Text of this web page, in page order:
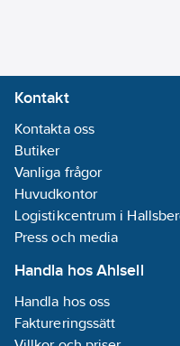
Kontakt
Kontakta oss
Butiker
Vanliga frågor
Huvudkontor
Logistikcentrum i
Press och media
Handla hos Ahlsell
Handla hos oss
Faktureringssätt